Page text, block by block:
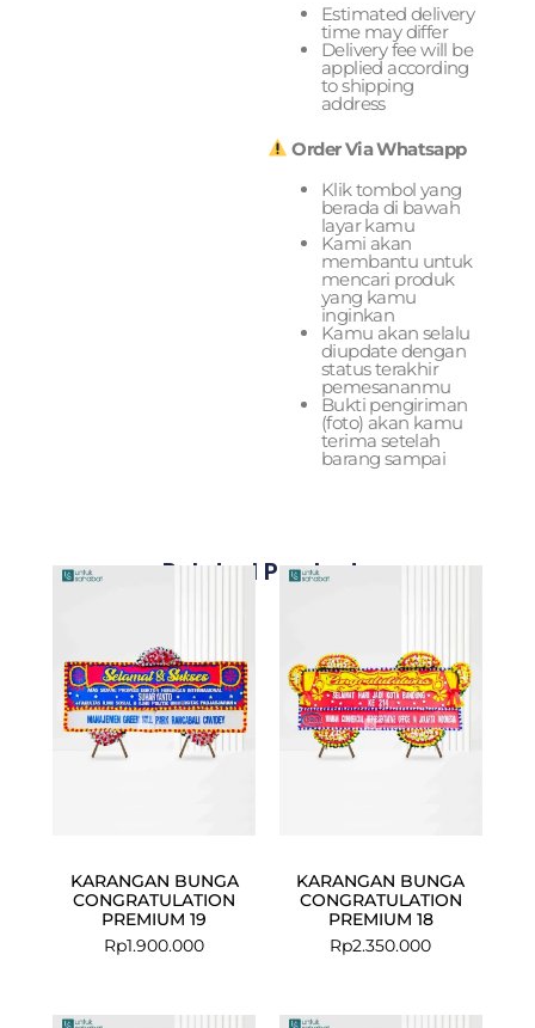
Estimated delivery
time may differ
Delivery fee will be
applied according
to shipping
address
Order Via Whatsapp
Klik tombol yang
berada di bawah
layar kamu
Kami akan
membantu untuk
mencari produk
yang kamu
inginkan
Kamu akan selalu
diupdate dengan
status terakhir
pemesananmu
Bukti pengiriman
(foto) akan kamu
terima setelah
barang sampai
Related Products
KARANGAN BUNGA
CONGRATULATION
PREMIUM 19
Rp1.900.000
KARANGAN BUNGA
CONGRATULATION
PREMIUM 18
Rp2.350.000